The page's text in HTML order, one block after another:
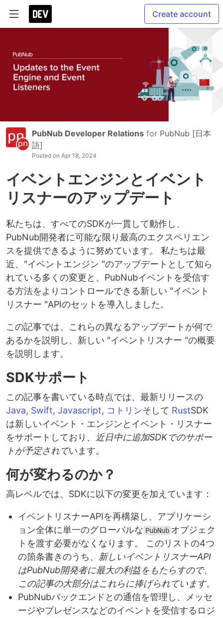
Create account
PubNub Developer Relations for PubNub [日本
語]
Posted on Apr 18, 2024
イベントエンジンとイベント
リスナーのアップデート
私たちは、すべてのSDKが一貫して動作し、
PubNub開発者に可能な限り最高のエクスペリエン
スを提供できるように努めています。 私たちは最
近、"イベントエンジン "のアップデートとして知ら
れている多くの変更と、PubNubイベントを受信す
る方法をよりコントロールできる新しい "イベント
リスナー "APIのセットを導入しました。
この記事では、これらの異なるアップデートが何で
あるかを説明し、新しい "イベントリスナー "の概要
を説明します。
SDKサポート
この記事を書いている時点では、最新リリースの
Java, Swift, Javascript, コトリンそして RustSDK
は新しいイベント・エンジンとイベント・リスナー
をサポートしており、
近日中に追加SDKでのサポー
トが予定されています。
何が変わるのか？
高レベルでは、SDKに以下の変更を加えています：
イベントリスナーAPIを再構築し、アプリケーシ
ョン全体に単一のグローバルな PubNub オブジェク
トを渡す必要がなくなります。 このリストの4つ
の箇条書きのうち、 新しいイベントリスナーAPI
はPubNub開発者に最大の利益をもたらすので、
この記事の大部分はこれらに捧げられています。
PubNubバックエンドとの通信を管理し、メッセ
ージやプレゼンスなどのイベントを受信するロジ